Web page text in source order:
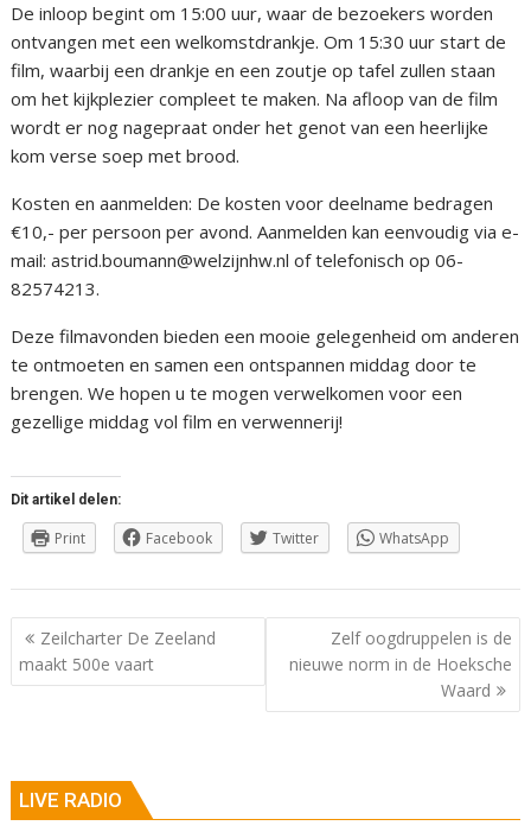
De inloop begint om 15:00 uur, waar de bezoekers worden
ontvangen met een welkomstdrankje. Om 15:30 uur start de
film, waarbij een drankje en een zoutje op tafel zullen staan
om het kijkplezier compleet te maken. Na afloop van de film
wordt er nog nagepraat onder het genot van een heerlijke
kom verse soep met brood.
Kosten en aanmelden: De kosten voor deelname bedragen
€10,- per persoon per avond. Aanmelden kan eenvoudig via e-
mail: astrid.boumann@welzijnhw.nl of telefonisch op 06-
82574213.
Deze filmavonden bieden een mooie gelegenheid om anderen
te ontmoeten en samen een ontspannen middag door te
brengen. We hopen u te mogen verwelkomen voor een
gezellige middag vol film en verwennerij!
Dit artikel delen:
Print Facebook Twitter WhatsApp
Berichtnavigatie
Zeilcharter De Zeeland
maakt 500e vaart
Zelf oogdruppelen is de
nieuwe norm in de Hoeksche
Waard
LIVE RADIO